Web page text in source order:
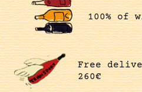
100% of
Free
260€